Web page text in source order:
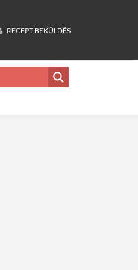
RECEPT BEKÜLDÉS